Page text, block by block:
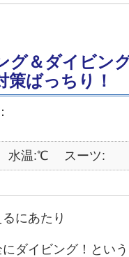
グ＆ダイビン
ばっちり！
水温:℃ スーツ:
にあたり
ダイビング！とい